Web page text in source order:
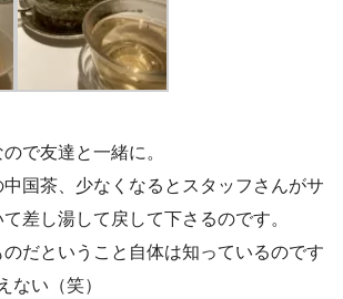
で友達と一緒に。
国茶、少なくなるとスタッフさんがサ
差し湯して戻して下さるのです。
だということ自体は知っているのです
ない（笑）